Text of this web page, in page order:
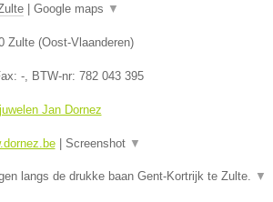
| Google maps ▼
Zulte(Oost-Vlaanderen)
-, BTW-nr: 782 043 395
Jan Dornez
| Screenshot ▼
langs de drukke baan Gent-Kortrijk te Zulte. ▼